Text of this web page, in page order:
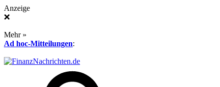
Anzeige
❌
Mehr »
Ad hoc-Mitteilungen: